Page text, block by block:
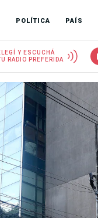
POLÍTICA PAÍS
Y ESCUCHÁ
RADIO PREFERIDA